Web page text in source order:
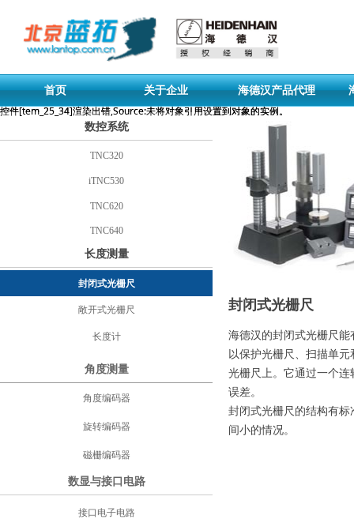
首页 关于企业 海德汉产品代理
数控系统
封闭式光栅尺
海德汉的封闭式光栅尺
以保护光栅尺、扫描单
光栅尺上。它通过一个
误差。
封闭式光栅尺的结构有
间小的情况。
控件[tem_25_34]渲染出错,Source:未将对象引用设置到对象的实例。
长度测量
TNC320
iTNC530
TNC620
TNC640
封闭式光栅尺
敞开式光栅尺
长度计
角度测量
角度编码器
旋转编码器
磁栅编码器
数显与接口电路
接口电子电路
控件[tem_25_34]渲染出错,Source:未将对象引用设置到对象的实例。